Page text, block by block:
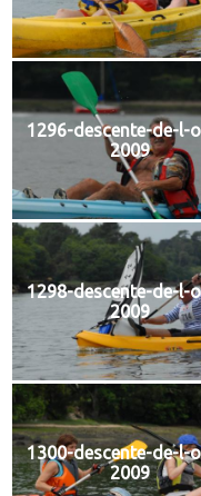
1296-descente-de-l-
2009
1298-descente-de-l-
2009
1300-descente-de-l-
2009